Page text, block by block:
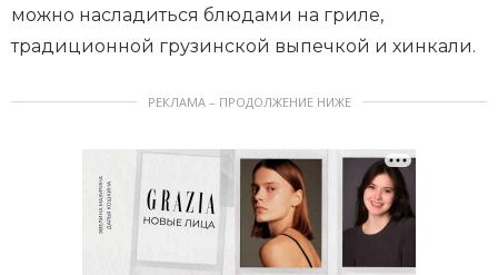
можно насладиться блюдами на гриле,
традиционной грузинской выпечкой и хинкали.
РЕКЛАМА – ПРОДОЛЖЕНИЕ НИЖЕ